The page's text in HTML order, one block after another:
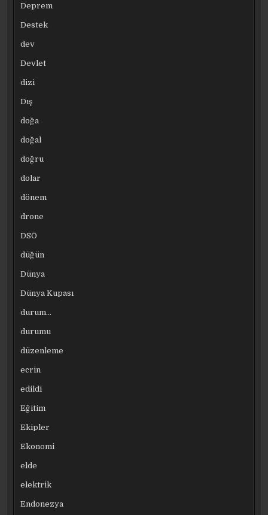
Deprem
Destek
dev
Devlet
dizi
Dış
doğa
doğal
doğru
dolar
dönem
drone
DSÖ
düğün
Dünya
Dünya Kupası
durum…
durumu
düzenleme
ecrin
edildi
Eğitim
Ekipler
Ekonomi
elde
elektrik
Endonezya